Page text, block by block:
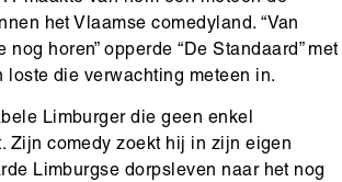
het Vlaamse comedyland. “Van
nog horen” opperde “De Standaard” met
loste die verwachting meteen in.
Limburger die geen enkel
Zijn comedy zoekt hij in zijn eigen
Limburgse dorpsleven naar het nog